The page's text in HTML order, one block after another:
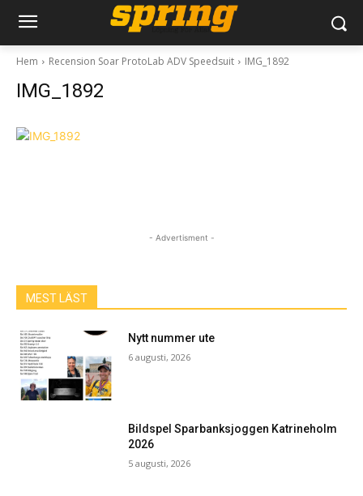
Hem Recension Soar ProtoLab ADV Speedsuit IMG_1892
IMG_1892
- Advertisment -
MEST LÄST
Nytt nummer ute
6 augusti, 2026
Bildspel Sparbanksjoggen Katrineholm
2026
5 augusti, 2026